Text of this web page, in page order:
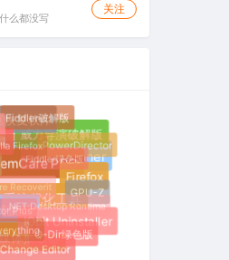
么都没写
关注
系统优化工具
Registry Cleaner
PRO
换器
媒体播放器
IObit Uninstaller
Firefox
威力导演破解版
恢复软件
Editor
Q-Dir绿色版
GPU-Z
PowerDirector
Fiddler破解版
Plus
Desktop Runtime
Fiddler绿色版
Firefox